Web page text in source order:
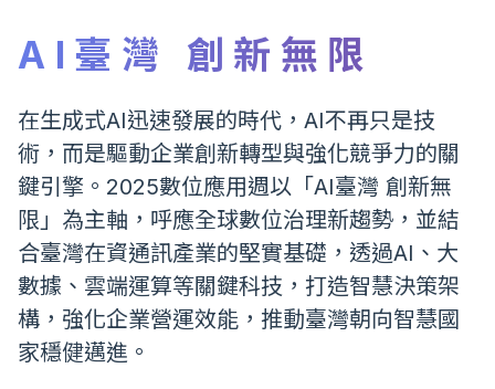
AI臺灣 創新無限
在生成式AI迅速發展的時代，AI不再只是技
術，而是驅動企業創新轉型與強化競爭力的關
鍵引擎。2025數位應用週以「AI臺灣 創新無
限」為主軸，呼應全球數位治理新趨勢，並結
合臺灣在資通訊產業的堅實基礎，透過AI、大
數據、雲端運算等關鍵科技，打造智慧決策架
構，強化企業營運效能，推動臺灣朝向智慧國
家穩健邁進。